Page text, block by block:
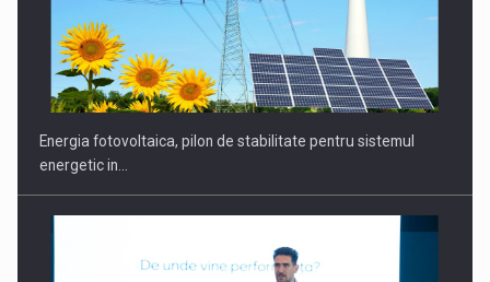
CEO Conference - Shaping The Future - Technology and…
Energia fotovoltaica, pilon de stabilitate pentru sistemul
energetic in…